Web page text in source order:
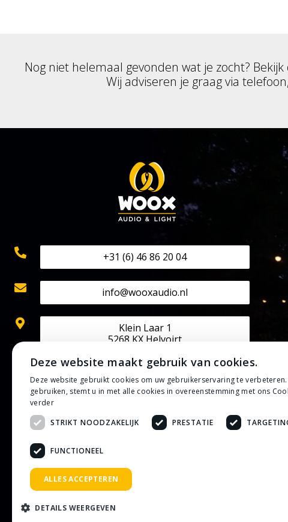
Nog niet helemaal gevonden wat je zocht? Bekijk
Wij adviseren je graag via
+31 (6) 46 86 20 04
info@wooxaudio.nl
Klein Laar 1
5268 KX Helvoirt
KVK: 70524602
BTW: NL002202313B42
IBAN: NL50 RABO 0133 0807 30
Privacybeleid
Algemene voorwaarden
Deze website maakt gebruik van cookies.
Deze website gebruikt cookies om uw gebruikerservaring te
gebruiken, stemt u in met alle cookies in overeenstemming met ons
verder
STRIKT NOODZAKELIJK
PRESTATIE
FUNCTIONEEL
ALLES ACCEPTEREN
DETAILS WEERGEVEN